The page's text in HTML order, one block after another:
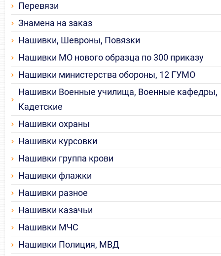
Перевязи
Знамена на заказ
Нашивки, Шевроны, Повязки
Нашивки МО нового образца по 300 приказу
Нашивки министерства обороны, 12 ГУМО
Нашивки Военные училища, Военные кафедры,
Кадетские
Нашивки охраны
Нашивки курсовки
Нашивки группа крови
Нашивки флажки
Нашивки разное
Нашивки казачьи
Нашивки МЧС
Нашивки Полиция, МВД